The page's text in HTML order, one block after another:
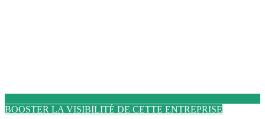
BOOSTER LA VISIBILITÉ DE CETTE ENTREPRISE